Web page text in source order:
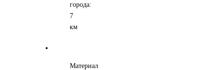
города:
7
км
Материал